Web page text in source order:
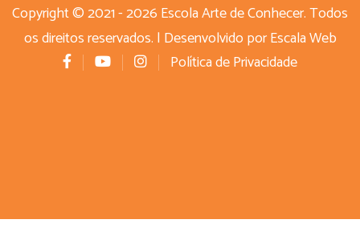
Copyright © 2021 - 2026 Escola Arte de Conhecer. Todos
os direitos reservados. | Desenvolvido porEscala Web
Política de Privacidade